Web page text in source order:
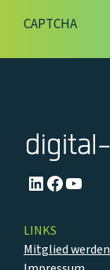
CAPTCHA
LinkedIn
Facebook
LINKS
Mitglied werden